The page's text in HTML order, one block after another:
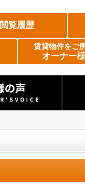
閲覧履歴
賃貸物件をご
オーナー